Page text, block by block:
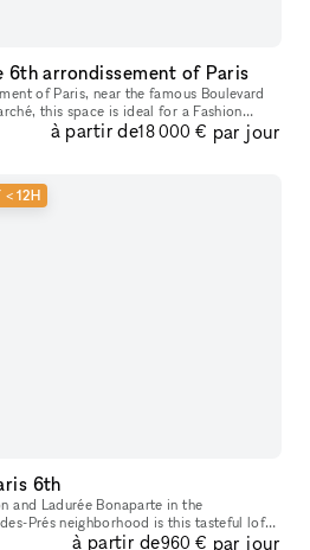
6th arrondissement of Paris
of Paris, near the famous Boulevard
this space is ideal for a Fashion
Showroom, a Product Launch, a Corporate Event. With a total s
à partir de18 000 € par jour
< 12H
6th
and Ladurée Bonaparte in the
Prés neighborhood is this tasteful loft
brands and designers to host a Fas
à partir de960 € par jour